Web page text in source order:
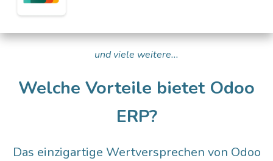
und viele weitere...
Welche Vorteile bietet Odoo
ERP?
Das einzigartige Wertversprechen von Odoo